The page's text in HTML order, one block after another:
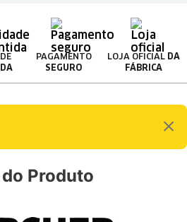
PAGAMENTO
SEGURO
LOJA OFICIAL DA
FÁBRICA
Produto